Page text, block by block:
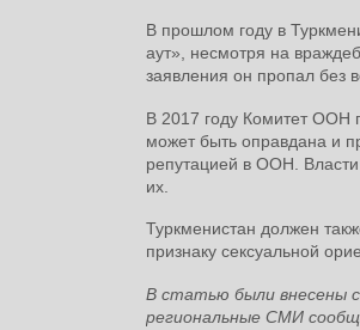
В прошлом году в
аут», несмотря на
заявления он пропал без
В 2017 году Комитет ООН
может быть оправдана и
репутацией в ООН.
их.
Туркменистан должен
признаку сексуальной
В статью были внесены
региональные СМИ